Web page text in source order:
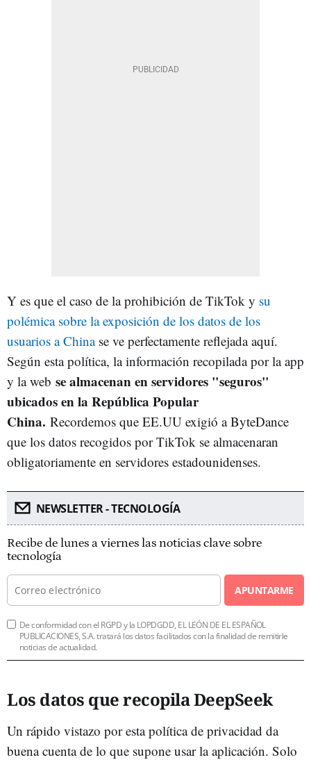
Y es que el caso de la prohibición de TikTok y su
polémica sobre la exposición de los datos de los
usuarios a Chinase ve perfectamente reflejada aquí.
Según esta política, la información recopilada por la app
y la web se almacenan en servidores "seguros"
ubicados en la República Popular
China. Recordemos que EE.UU exigió a ByteDance
que los datos recogidos por TikTok se almacenaran
obligatoriamente en servidores estadounidenses.
NEWSLETTER - TECNOLOGÍA
Recibe de lunes a viernes las noticias clave sobre
tecnología
APUNTARME
De conformidad con el RGPD y la LOPDGDD, EL LEÓN DE EL ESPAÑOL
PUBLICACIONES, S.A. tratará los datos facilitados con la finalidad de remitirle
noticias de actualidad.
Los datos que recopila DeepSeek
Un rápido vistazo por esta política de privacidad da
buena cuenta de lo que supone usar la aplicación. Solo